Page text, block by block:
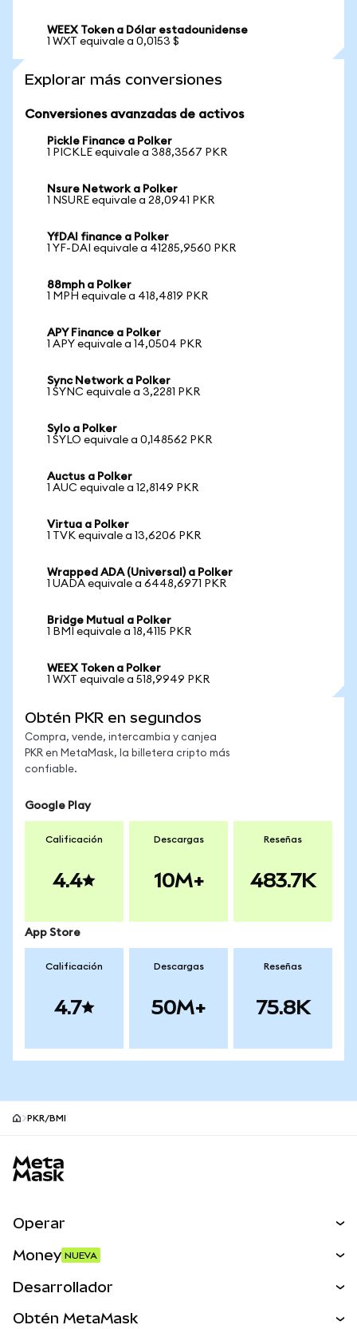
WEEX Token a Dólar estadounidense
1 WXT equivale a 0,0153 $
Explorar más conversiones
Conversiones avanzadas de activos
Pickle Finance a Polker
1 PICKLE equivale a 388,3567 PKR
Nsure Network a Polker
1 NSURE equivale a 28,0941 PKR
YfDAI finance a Polker
1 YF-DAI equivale a 41285,9560 PKR
88mph a Polker
1 MPH equivale a 418,4819 PKR
APY Finance a Polker
1 APY equivale a 14,0504 PKR
Sync Network a Polker
1 SYNC equivale a 3,2281 PKR
Sylo a Polker
1 SYLO equivale a 0,148562 PKR
Auctus a Polker
1 AUC equivale a 12,8149 PKR
Virtua a Polker
1 TVK equivale a 13,6206 PKR
Wrapped ADA (Universal) a Polker
1 UADA equivale a 6448,6971 PKR
Bridge Mutual a Polker
1 BMI equivale a 18,4115 PKR
WEEX Token a Polker
1 WXT equivale a 518,9949 PKR
Obtén PKR en segundos
Compra, vende, intercambia y canjea
PKR en MetaMask, la billetera cripto más
confiable.
Google Play
Calificación
4.4
Descargas
10M+
Reseñas
483.7K
App Store
Calificación
4.7
Descargas
50M+
Reseñas
75.8K
PKR/BMI
Operar
Activos del mundo real
Money NUEVA
Desarrollador
Obtén MetaMask